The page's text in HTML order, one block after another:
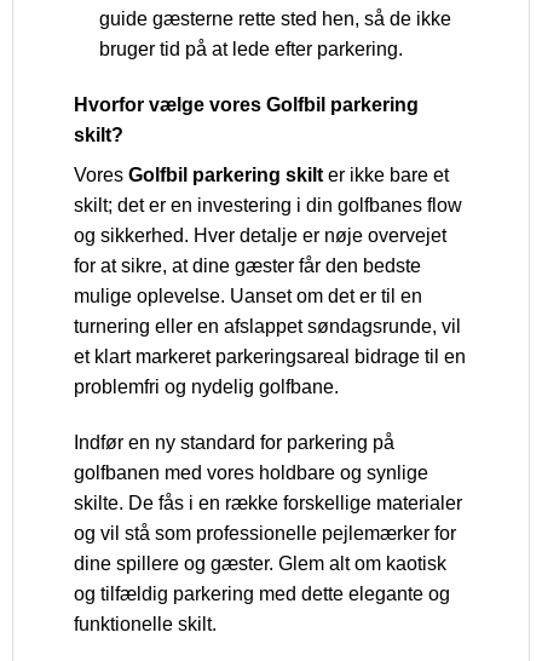
guide gæsterne rette sted hen, så de ikke
bruger tid på at lede efter parkering.
Hvorfor vælge vores Golfbil parkering
skilt?
Vores Golfbil parkering skilt er ikke bare et
skilt; det er en investering i din golfbanes flow
og sikkerhed. Hver detalje er nøje overvejet
for at sikre, at dine gæster får den bedste
mulige oplevelse. Uanset om det er til en
turnering eller en afslappet søndagsrunde, vil
et klart markeret parkeringsareal bidrage til en
problemfri og nydelig golfbane.
Indfør en ny standard for parkering på
golfbanen med vores holdbare og synlige
skilte. De fås i en række forskellige materialer
og vil stå som professionelle pejlemærker for
dine spillere og gæster. Glem alt om kaotisk
og tilfældig parkering med dette elegante og
funktionelle skilt.